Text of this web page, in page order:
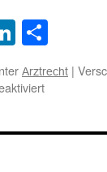
LinkedIn
Arztrecht |
für
des